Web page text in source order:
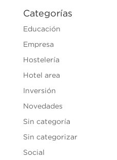
Categorías
Educación
Empresa
Hostelería
Hotel area
Inversión
Novedades
Sin categoría
Sin categorizar
Social